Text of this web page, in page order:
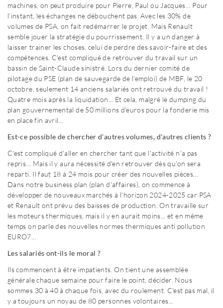
machines, on peut produire pour Pierre, Paul ou Jacques... Pour
l'instant, les échanges ne débouchent pas. Avec les 30% de
volumes de PSA, on fait redémarrer le projet. Mais Renault
semble jouer la stratégie du pourrissement. Il y a un danger à
laisser trainer les choses, celui de perdre des savoir-faire et des
compétences. C'est compliqué de retrouver du travail sur un
bassin de Saint-Claude sinistré. Lors du dernier comité de
pilotage du PSE (plan de sauvegarde de l'emploi) de MBF, le 20
octobre, seulement 14 anciens salariés ont retrouvé du travail !
Quatre mois après la liquidation... Et cela, malgré le dumping du
plan gouvernemental de 50 millions d'euros pour la fonderie mis
en place fin avril...
Est-ce possible de chercher d'autres volumes, d'autres clients ?
C'est compliqué d'aller en chercher tant que l'activité n'a pas
repris... Mais il y aura nécessité d'en retrouver dès qu'on sera
reparti. Il faut 18 à 24 mois pour créer des nouvelles pièces...
Dans notre business plan (plan d'affaires), on commence à
développer de nouveaux marchés à l'horizon 2024-2025 car PSA
et Renault ont prévu des baisses de production. On travaille sur
les moteurs thermiques, mais il y en aurait moins... et en même
temps on parle des nouvelles normes thermiques anti pollution
EURO7...
Les salariés ont-ils le moral ?
Ils commencent à être impatients. On tient une assemblée
générale chaque semaine pour faire le point, décider. Nous
sommes 30 à 40 à chaque fois, avec du roulement. C'est pas mal, il
y a toujours un noyau de 80 personnes volontaires...